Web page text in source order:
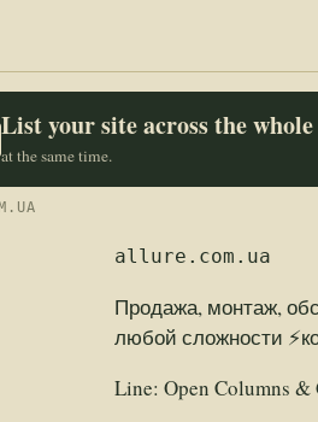
List your site across the
at the same time.
allure.com.ua
Продажа, монтаж,
любой сложности
Line: Open Columns &